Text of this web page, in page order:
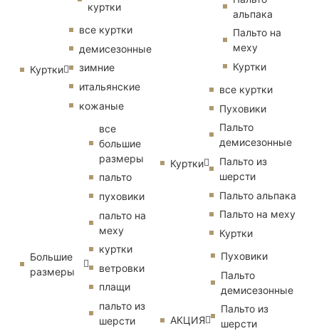
куртки
Куртки
все куртки
демисезонные
зимние
итальянские
кожаные
Большие
размеры
все
большие
размеры
пальто
пуховики
пальто на
меху
куртки
ветровки
плащи
пальто из
шерсти
альпака
Пальто на
меху
Куртки
Куртки
все куртки
Пуховики
Пальто
демисезонные
Пальто из
шерсти
Пальто альпака
Пальто на меху
Куртки
АКЦИЯ
Пуховики
Пальто
демисезонные
Пальто из
шерсти